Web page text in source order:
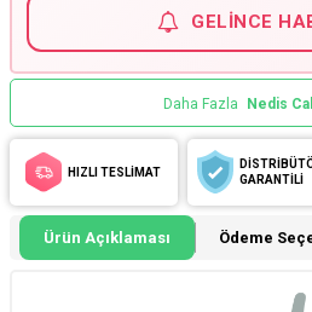
GELINCE
Daha Fazla Nedis
HIZLI TESLİMAT
GARANTİLİ
Ürün Açıklaması Ödeme